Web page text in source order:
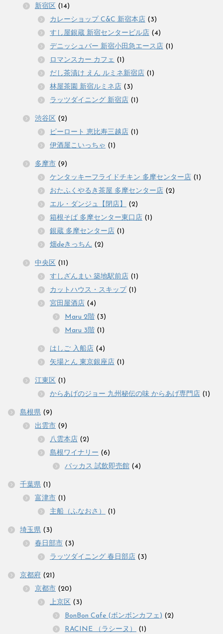
新宿区 (14)
カレーショップ C&C 新宿本店 (3)
すし屋銀蔵 新宿センタービル店 (4)
デニッシュバー 新宿小田急エース店 (1)
ロマンスカー カフェ (1)
だし茶漬け えん ルミネ新宿店 (1)
林屋茶園 新宿ルミネ店 (3)
ラッツダイニング 新宿店 (1)
渋谷区 (2)
ピーロート 恵比寿三越店 (1)
伊酒屋こいっちゃ (1)
多摩市 (9)
ケンタッキーフライドチキン 多摩センター店 (1)
おたふくやるき茶屋 多摩センター店 (2)
エル・ダンジュ【閉店】
(2)
箱根そば 多摩センター東口店 (1)
銀蔵 多摩センター店 (1)
畑deきっちん (2)
中央区 (11)
すしざんまい 築地駅前店 (1)
カットハウス・スキップ (1)
宮田屋酒店 (4)
Maru 2階 (3)
Maru 3階 (1)
はしご 入船店 (4)
矢場とん 東京銀座店 (1)
江東区 (1)
からあげのジョー 九州秘伝の味 からあげ専門店 (1)
島根県 (9)
出雲市 (9)
八雲本店 (2)
島根ワイナリー (6)
バッカス 試飲即売館 (4)
千葉県 (1)
富津市 (1)
主船（ふなおさ）
(1)
埼玉県 (3)
春日部市 (3)
ラッツダイニング 春日部店 (3)
京都府 (21)
京都市 (20)
上京区 (3)
BonBon Cafe (ボンボンカフェ) (2)
RACINE （ラシーヌ）
(1)